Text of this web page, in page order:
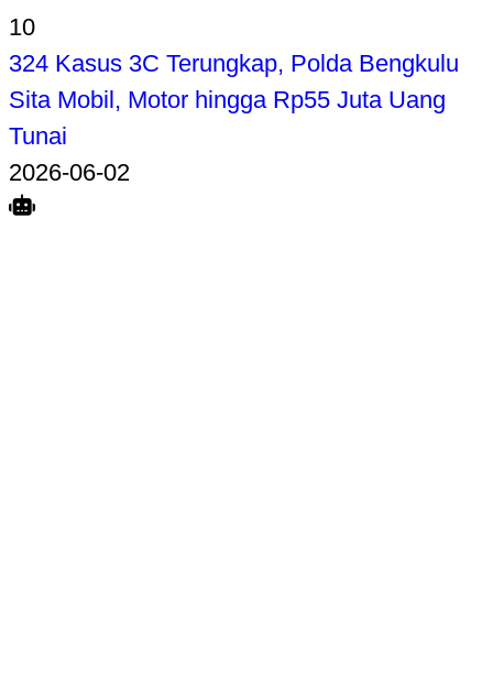
10
324 Kasus 3C Terungkap, Polda Bengkulu
Sita Mobil, Motor hingga Rp55 Juta Uang
Tunai
2026-06-02